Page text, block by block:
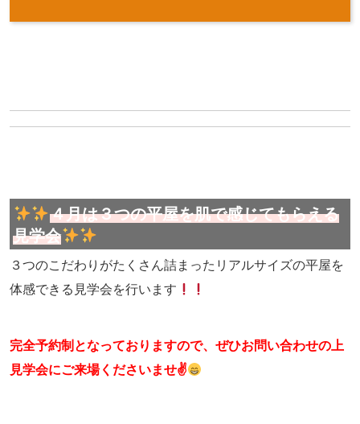
４月は３つの平屋を肌で感じてもらえる
見学会
３つのこだわりがたくさん詰まったリアルサイズの平屋を
体感できる見学会を行います
完全予約制となっておりますので、ぜひお問い合わせの上
見学会にご来場くださいませ✌